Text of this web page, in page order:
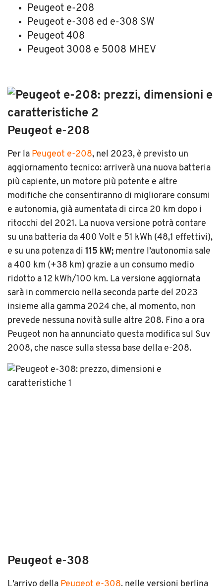
Peugeot e-208
Peugeot e-308 ed e-308 SW
Peugeot 408
Peugeot 3008 e 5008 MHEV
Peugeot e-208
Per la Peugeot e-208, nel 2023, è previsto un
aggiornamento tecnico: arriverà una nuova batteria
più capiente, un motore più potente e altre
modifiche che consentiranno di migliorare consumi
e autonomia, già aumentata di circa 20 km dopo i
ritocchi del 2021. La nuova versione potrà contare
su una batteria da 400 Volt e 51 kWh (48,1 effettivi),
e su una potenza di 115 kW; mentre l’autonomia sale
a 400 km (+38 km) grazie a un consumo medio
ridotto a 12 kWh/100 km. La versione aggiornata
sarà in commercio nella seconda parte del 2023
insieme alla gamma 2024 che, al momento, non
prevede nessuna novità sulle altre 208. Fino a ora
Peugeot non ha annunciato questa modifica sul Suv
2008, che nasce sulla stessa base della e-208.
Peugeot e-308